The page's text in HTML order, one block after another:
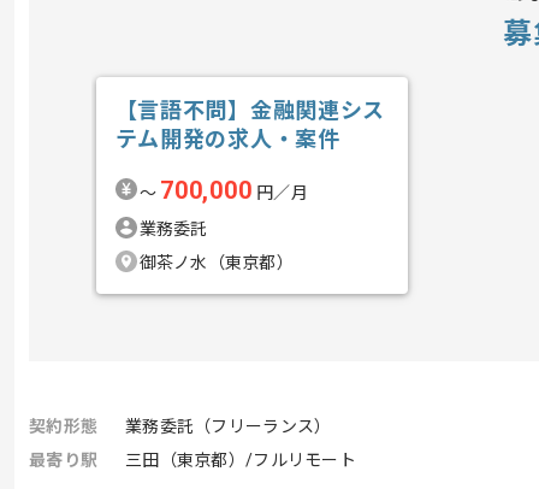
【言語不問】金融関連シス
テム開発の求人・案件
〜 700,000 円／月
業務委託
御茶ノ水（東京都）
契約形態
業務委託（フリーランス）
最寄り駅
三田（東京都）/フルリモート